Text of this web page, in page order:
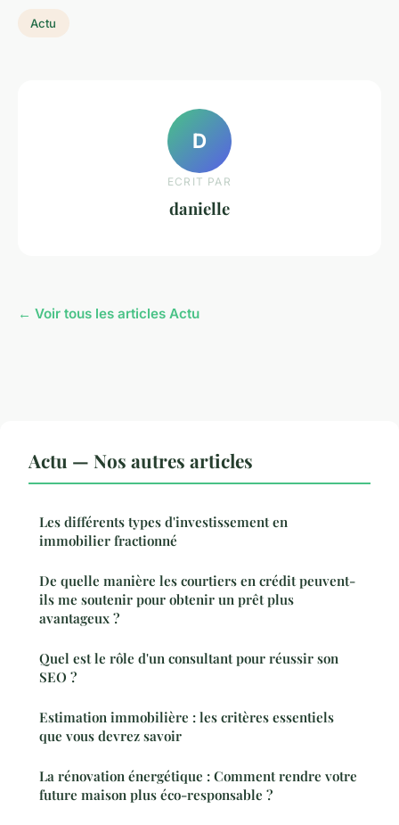
Actu
D
ECRIT PAR
danielle
← Voir tous les articles Actu
Actu — Nos autres articles
Les différents types d'investissement en
immobilier fractionné
De quelle manière les courtiers en crédit peuvent-
ils me soutenir pour obtenir un prêt plus
avantageux ?
Quel est le rôle d'un consultant pour réussir son
SEO ?
Estimation immobilière : les critères essentiels
que vous devrez savoir
La rénovation énergétique : Comment rendre votre
future maison plus éco-responsable ?